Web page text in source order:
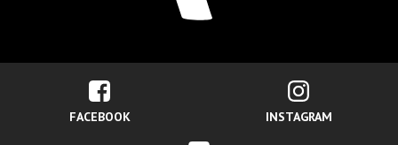
FACEBOOK INSTAGRAM